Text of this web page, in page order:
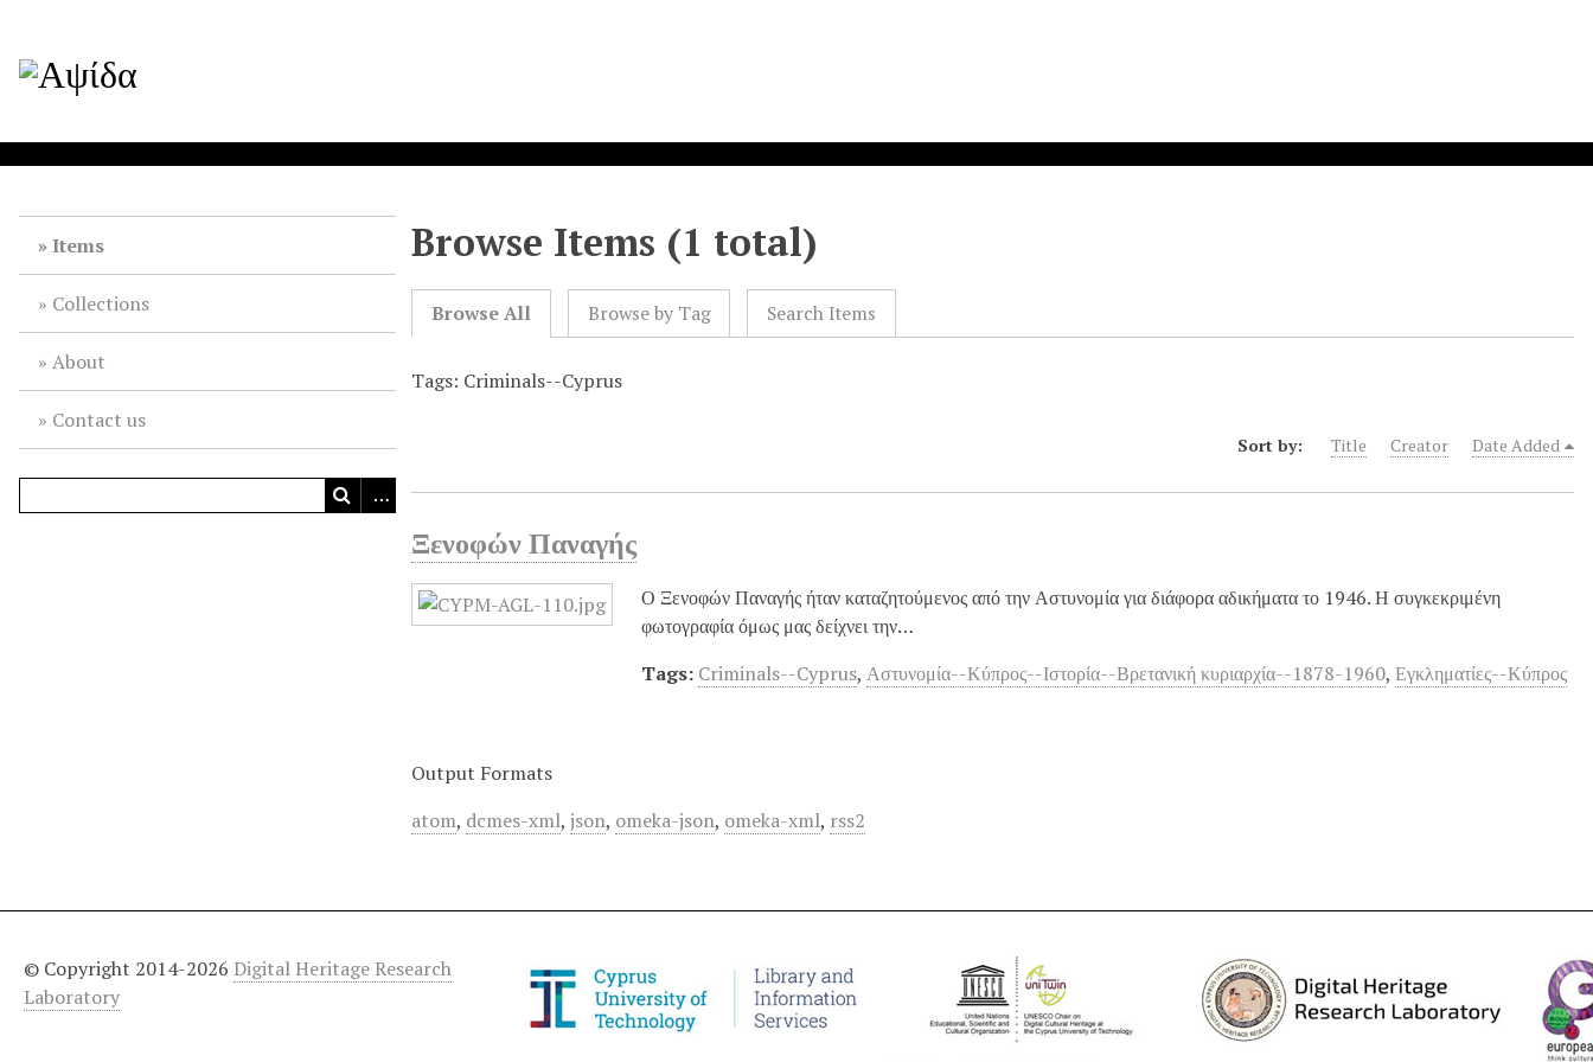
Items
Collections
About
Contact us
Browse Items (1 total)
Browse All Browse by Tag Search Items
Tags: Criminals--Cyprus
Sort by: Title Creator Date Added
Ξενοφών Παναγής
Ο Ξενοφών Παναγής ήταν καταζητούμενος από την Αστυνομία για διάφορα αδικήματα το 1946. Η συγκεκριμένη
φωτογραφία όμως μας δείχνει την…
Tags: Criminals--Cyprus,Αστυνομία--Κύπρος--Ιστορία--Βρετανική κυριαρχία--1878-1960,Εγκληματίες--Κύπρος
Output Formats
atom, dcmes-xml,json, omeka-json, omeka-xml, rss2
© Copyright 2014-2026 Digital Heritage Research
Laboratory